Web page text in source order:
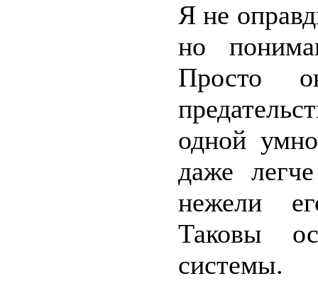
Я не
но
Просто
одной
даже
нежели
Таковы
системы.